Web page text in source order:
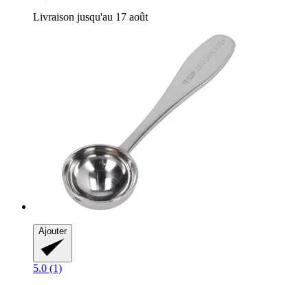
Livraison jusqu'au 17 août
Ajouter
5.0 (1)